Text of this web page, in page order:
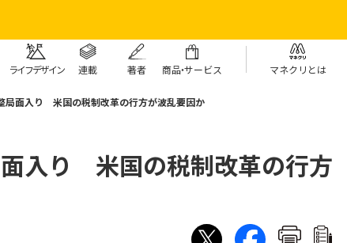
ライフデザイン 連載 著者 商品・サービス マネクリとは
局面入り 米国の税制改革の行方が波乱要因か
入り 米国の税制改革の行方